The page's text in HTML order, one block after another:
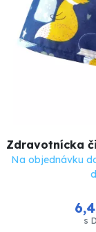
Zdravotnícka
Na objednávku
s